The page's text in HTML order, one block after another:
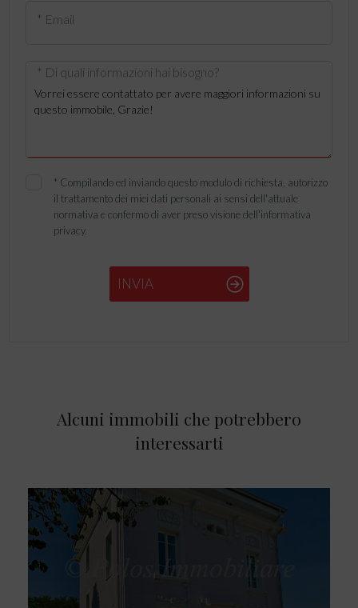
* Email
* Di quali informazioni hai bisogno?
* Compilando ed inviando questo modulo di richiesta, autorizzo
il trattamento dei miei dati personali ai sensi dell'attuale
normativa e confermo di aver preso visione dell'informativa
privacy.
INVIA
Alcuni immobili che potrebbero
interessarti